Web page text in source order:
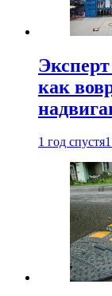
как
1 год спустя